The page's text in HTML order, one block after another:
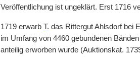
Veröffentlichung ist ungeklärt. Erst 1716
1719 erwarb T. das Rittergut Ahlsdorf bei
im Umfang von 4460 gebundenen
anteilig erworben wurde (Auktionskat.